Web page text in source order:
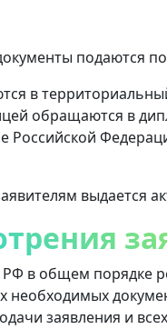
подаются по
в
обращаются в
Российской
выдается
в общем порядке
необходимых
заявления и